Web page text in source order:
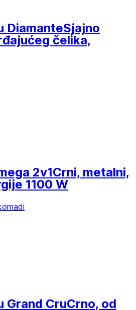
DiamanteSjajno
čelika,
2v1Crni, metalni,
1100 W
Grand CruCrno, od